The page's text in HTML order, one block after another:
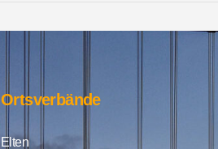
Ortsverbände
Elten